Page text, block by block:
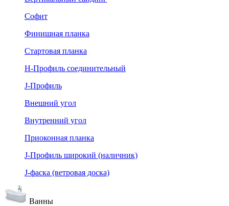
Софит
Финишная планка
Стартовая планка
Н-Профиль соединительный
J-Профиль
Внешний угол
Внутренний угол
Приоконная планка
J-Профиль широкий (наличник)
J-фаска (ветровая доска)
Ванны